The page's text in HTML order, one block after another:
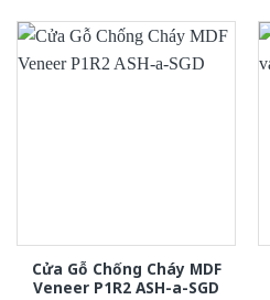
Cửa Gỗ Chống Cháy MDF
Veneer P1R2 ASH-a-SGD